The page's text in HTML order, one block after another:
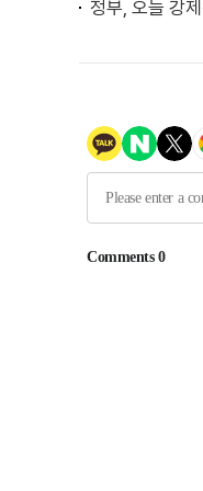
정부, 오늘 강